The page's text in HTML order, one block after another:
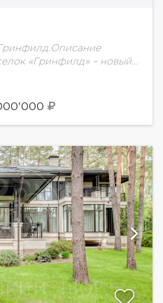
«Гринфилд» – новый
и полностью